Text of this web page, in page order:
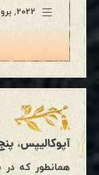
2022
,
آپوکالیپس، پنج‌شنبه،
همانطور که در